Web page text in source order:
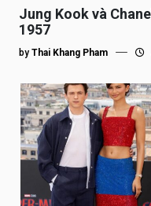
Jung Kook và
1957
by Thai Khang Pham